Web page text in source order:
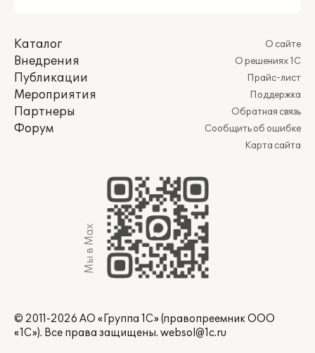
Каталог
Внедрения
Публикации
Мероприятия
Партнеры
Форум
О сайте
О решениях 1С
Прайс-лист
Поддержка
Обратная связь
Сообщить об ошибке
Карта сайта
Мы в Max
© 2011-2026 АО «Группа 1С» (правопреемник ООО
«1С»). Все права защищены. websol@1c.ru